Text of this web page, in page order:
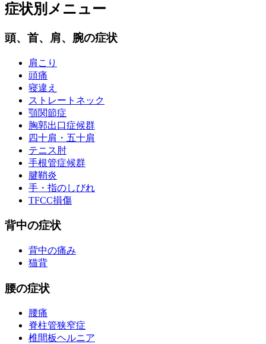
症状別メニュー
頭、首、肩、腕の症状
肩こり
頭痛
寝違え
ストレートネック
顎関節症
胸郭出口症候群
四十肩・五十肩
テニス肘
手根管症候群
腱鞘炎
手・指のしびれ
TFCC損傷
背中の症状
背中の痛み
猫背
腰の症状
腰痛
脊柱管狭窄症
椎間板ヘルニア